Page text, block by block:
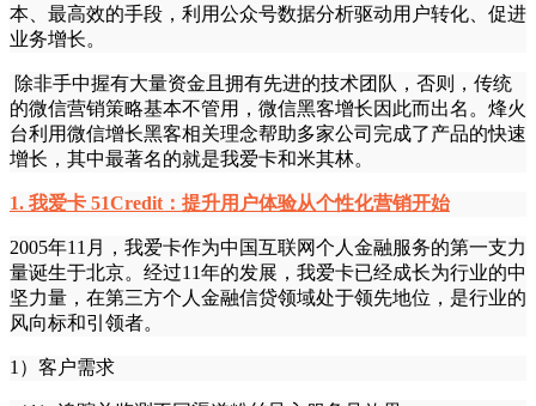
本、最高效的手段，利用公众号数据分析驱动用户转化、促进
业务增长。
除非手中握有大量资金且拥有先进的技术团队，否则，传统
的微信营销策略基本不管用，微信黑客增长因此而出名。烽火
台利用微信增长黑客相关理念帮助多家公司完成了产品的快速
增长，其中最著名的就是我爱卡和米其林。
1. 我爱卡 51Credit：提升用户体验从个性化营销开始
2005年11月，我爱卡作为中国互联网个人金融服务的第一支力
量诞生于北京。经过11年的发展，我爱卡已经成长为行业的中
坚力量，在第三方个人金融信贷领域处于领先地位，是行业的
风向标和引领者。
1）客户需求